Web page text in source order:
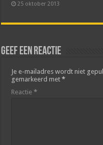
25 oktober 2013
Geef een reactie
Je e-mailadres wordt niet
gemarkeerd met*
Reactie*